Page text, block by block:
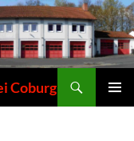
Coburg